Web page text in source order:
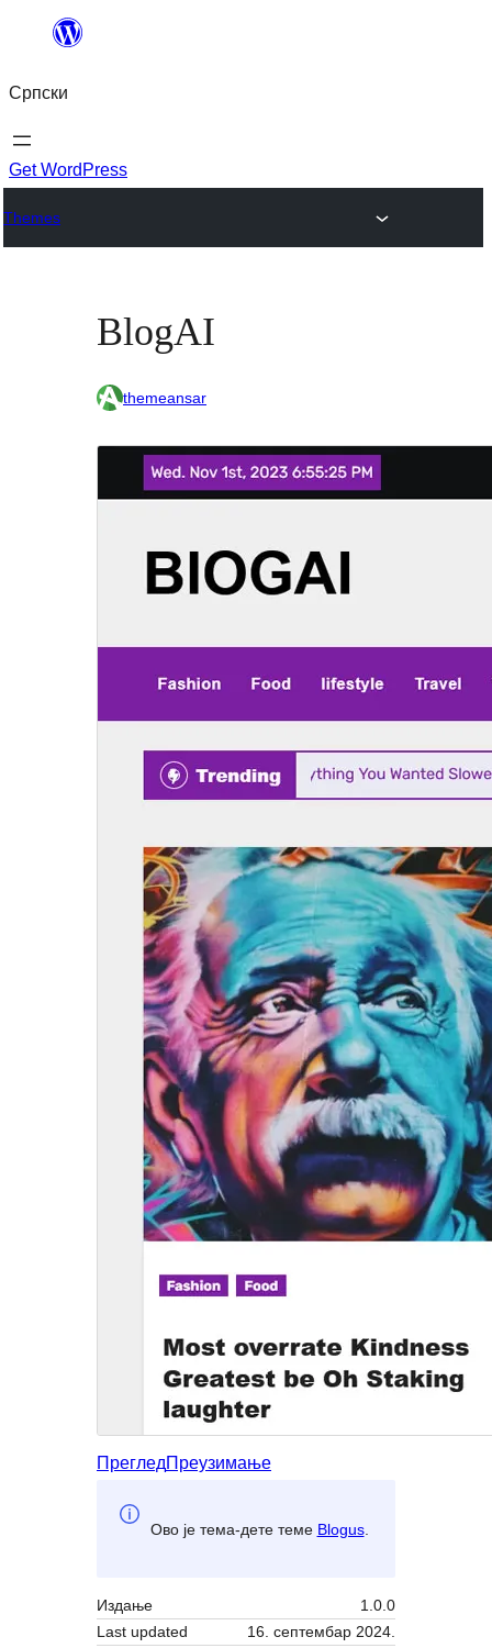
Скочи
садржај
Српски
Get WordPress
Themes
BlogAI
themeansar
ПрегледПреузимање
Ово је тема-дете теме Blogus.
Издање
1.0.0
Last updated
16. септембар 2024.